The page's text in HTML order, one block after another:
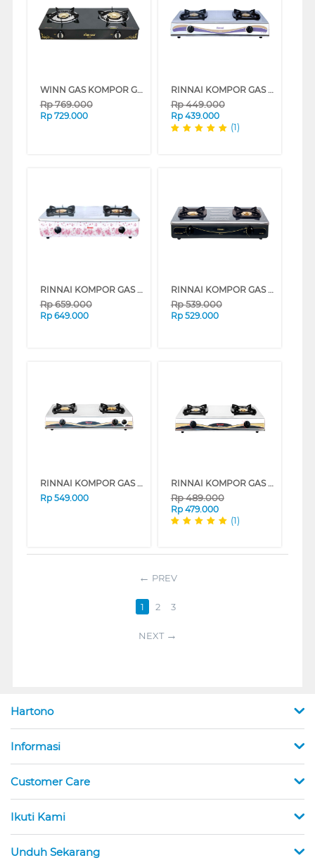
WINN GAS KOMPOR GAS W-399
Rp769.000
Rp 729.000
RINNAI KOMPOR GAS RI522ETJ
Rp449.000
Rp 439.000
(1)
RINNAI KOMPOR GAS RI712AF
Rp659.000
Rp 649.000
RINNAI KOMPOR GAS RI602ATJ
Rp539.000
Rp 529.000
RINNAI KOMPOR GAS RI522ATTJ
Rp 549.000
RINNAI KOMPOR GAS RI522ATJ
Rp489.000
Rp 479.000
(1)
PREV
1 2 3
NEXT
Hartono
Informasi
Customer Care
Ikuti Kami
Unduh Sekarang